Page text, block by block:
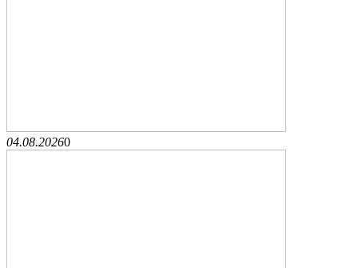
04.08.20260